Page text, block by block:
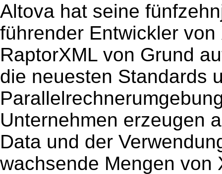
Altova hat seine
führender Entwickler
RaptorXML von Grund
die neuesten Standards
Unternehmen erzeugen
Data und der
wachsende Mengen von